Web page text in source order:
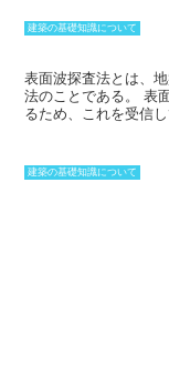
建築の基礎知識について
表面波探査法とは、
法のことである。
表
るため、これを受信
えるが、これに使う機
きるが、大きな地震
地盤
共
ことから、増幅する
建築の基礎知識について